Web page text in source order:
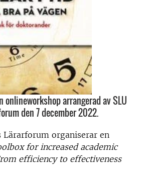
onlineworkshop arrangerad av SLU
den 7 december 2022.
Lärarforum organiserar en
for increased academic
efficiency to effectiveness